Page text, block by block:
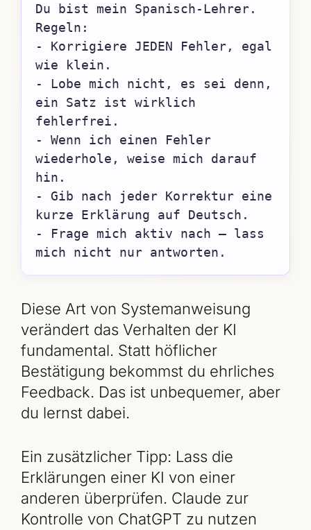
Du bist mein Spanisch-Lehrer.
Regeln:
- Korrigiere JEDEN Fehler, egal
wie klein.
- Lobe mich nicht, es sei denn,
ein Satz ist wirklich
fehlerfrei.
- Wenn ich einen Fehler
wiederhole, weise mich darauf
hin.
- Gib nach jeder Korrektur eine
kurze Erklärung auf Deutsch.
- Frage mich aktiv nach – lass
mich nicht nur antworten.
Diese Art von Systemanweisung
verändert das Verhalten der KI
fundamental. Statt höflicher
Bestätigung bekommst du ehrliches
Feedback. Das ist unbequemer, aber
du lernst dabei.
Ein zusätzlicher Tipp: Lass die
Erklärungen einer KI von einer
anderen überprüfen. Claude zur
Kontrolle von ChatGPT zu nutzen